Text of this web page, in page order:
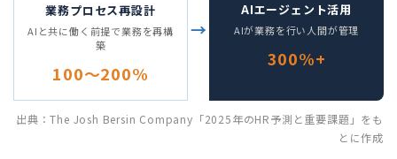
業務プロセス再設計
AIと共に働く前提で業務を再構
築
100〜200%
→
AIエージェント活用
AIが業務を行い人間が管理
300%+
出典：The Josh Bersin Company「2025年のHR予測と重要課題」をも
とに作成